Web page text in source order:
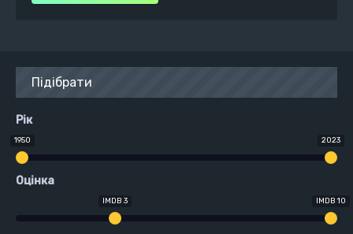
Підібрати
Рік
1950 2023
Оцінка
IMDB 3 IMDB 10